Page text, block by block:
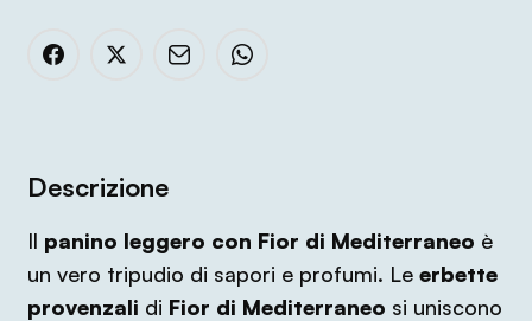
Descrizione
Il panino leggero con Fior di Mediterraneo è
un vero tripudio di sapori e profumi. Le erbette
provenzali di Fior di Mediterraneo si uniscono